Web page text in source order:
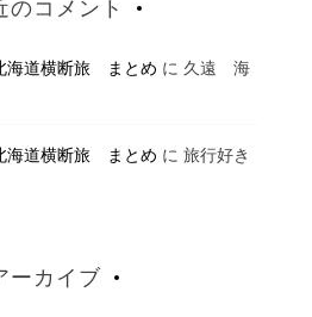
のコメント
海道横断旅 まとめ に 久遠 海
海道横断旅 まとめ に 旅行好き
ーカイブ